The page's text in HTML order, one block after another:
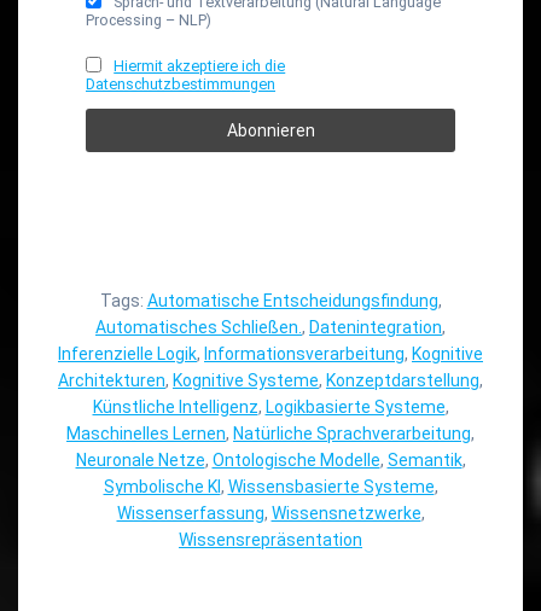
Processing – NLP)
Hiermit akzeptiere ich die
Datenschutzbestimmungen
Tags: Automatische Entscheidungsfindung,
Automatisches Schließen. , Datenintegration,
Inferenzielle Logik, Informationsverarbeitung, Kognitive
Architekturen, Kognitive Systeme, Konzeptdarstellung,
Künstliche Intelligenz, Logikbasierte Systeme,
Maschinelles Lernen, Natürliche Sprachverarbeitung,
Neuronale Netze, Ontologische Modelle, Semantik,
Symbolische KI, Wissensbasierte Systeme,
Wissenserfassung, Wissensnetzwerke,
Wissensrepräsentation